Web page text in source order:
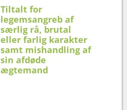
Tiltalt for
legemsangreb af
særlig rå, brutal
eller farlig karakter
samt mishandling af
sin afdøde
ægtemand